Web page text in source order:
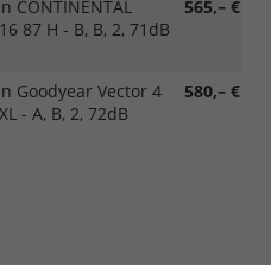
565,– €
CONTINENTAL
87 H - B, B, 2, 71dB
580,– €
Goodyear Vector 4
- A, B, 2, 72dB